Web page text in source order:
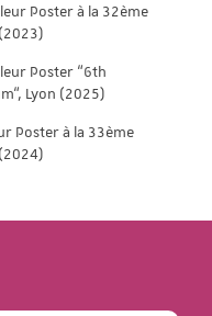
Poster à la 32ème
Poster “6th
Lyon (2025)
Poster à la 33ème